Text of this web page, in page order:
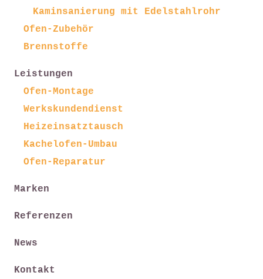
Kaminsanierung mit Edelstahlrohr
Ofen-Zubehör
Brennstoffe
Leistungen
Ofen-Montage
Werkskundendienst
Heizeinsatztausch
Kachelofen-Umbau
Ofen-Reparatur
Marken
Referenzen
News
Kontakt